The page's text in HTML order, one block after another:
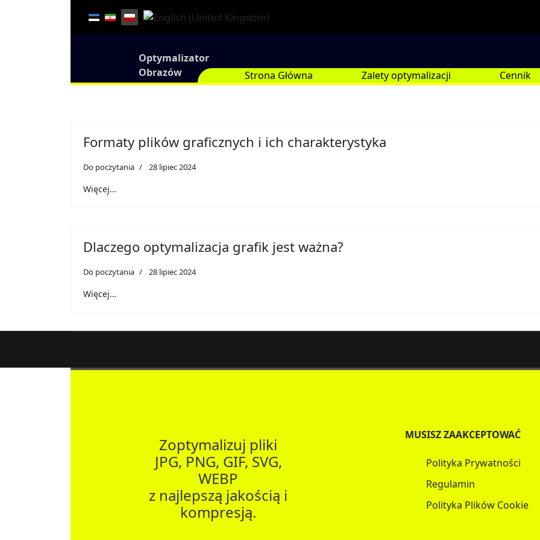
Optymalizator
Obrazów
Strona Główna Zalety optymalizacji Cennik
Formaty plików graficznych i ich charakterystyka
Do poczytania 28 lipiec 2024
Więcej…
Dlaczego optymalizacja grafik jest ważna?
Do poczytania 28 lipiec 2024
Więcej…
Zoptymalizuj pliki
JPG, PNG, GIF, SVG,
WEBP
z najlepszą jakością i
kompresją.
MUSISZ ZAAKCEPTOWAĆ
Polityka Prywatności
Regulamin
Polityka Plików Cookie